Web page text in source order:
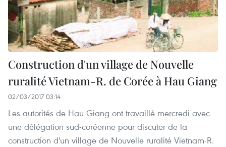
Construction d'un village de Nouvelle
ruralité Vietnam-R. de Corée à Hau Giang
02/03/2017 03:14
Les autorités de Hau Giang ont travaillé mercredi avec
une délégation sud-coréenne pour discuter de la
construction d'un village de Nouvelle ruralité Vietnam-R.